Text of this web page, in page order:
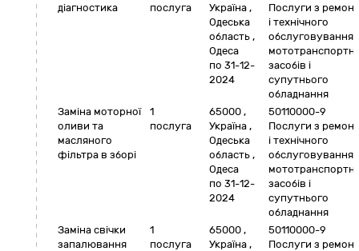
діагностика
послуга
Україна ,
Одеська
область ,
Одеса
по 31-12-
2024
Послуги з
і технічного
обслуговування
засобів і
супутнього
обладнання
Заміна моторної
оливи та
масляного
фільтра в зборі
1
послуга
65000 ,
Україна ,
Одеська
область ,
Одеса
по 31-12-
2024
50110000-9
Послуги з
і технічного
обслуговування
засобів і
супутнього
обладнання
Заміна свічки
запалювання
1
послуга
65000 ,
Україна ,
50110000-9
Послуги з